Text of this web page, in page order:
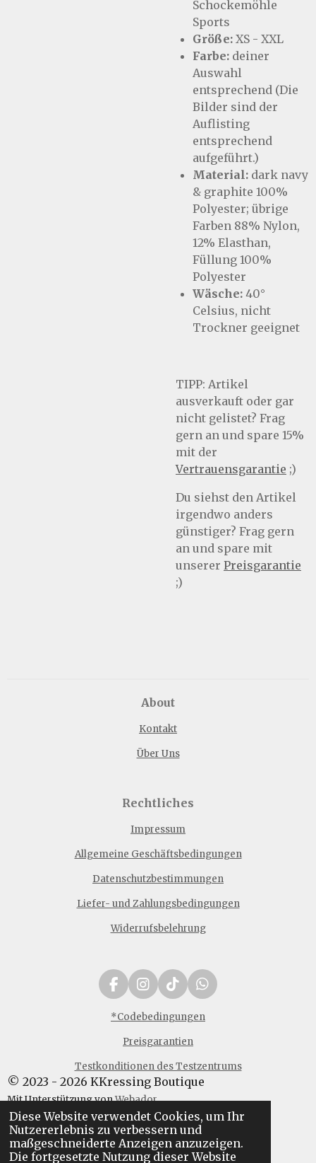
Diese Website verwendet Cookies, um Ihr
Nutzererlebnis zu verbessern und
maßgeschneiderte Anzeigen anzuzeigen.
Die fortgesetzte Nutzung dieser Website
Schockemöhle
Sports
Größe: XS - XXL
Farbe: deiner
Auswahl
entsprechend (Die
Bilder sind der
Auflisting
entsprechend
aufgeführt.)
Material: dark navy
& graphite 100%
Polyester; übrige
Farben 88% Nylon,
12% Elasthan,
Füllung 100%
Polyester
Wäsche: 40°
Celsius, nicht
Trockner geeignet
TIPP: Artikel
ausverkauft oder gar
nicht gelistet? Frag
gern an und spare 15%
mit der
Vertrauensgarantie ;)
Du siehst den Artikel
irgendwo anders
günstiger? Frag gern
an und spare mit
unserer Preisgarantie
;)
About
Kontakt
Über Uns
Rechtliches
Impressum
Allgemeine Geschäftsbedingungen
Datenschutzbestimmungen
Liefer- und Zahlungsbedingungen
Widerrufsbelehrung
F
a
c
o
k
I
n
s
a
r
a
m
T
i
k
o
W
h
a
p
p
*Codebedingungen
Preisgarantien
Testkonditionen des Testzentrums
© 2023 - 2026 KKressing Boutique
Mit Unterstützung vonWebador